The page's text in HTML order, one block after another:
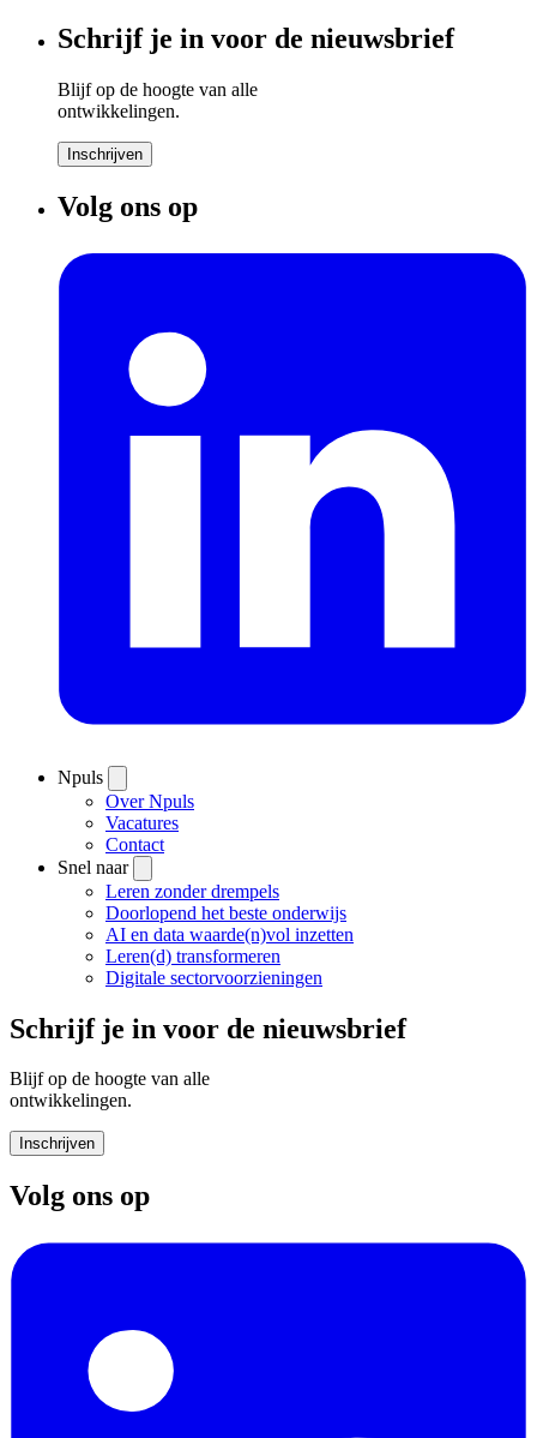
Schrijf je in voor de nieuwsbrief
Blijf op de hoogte van alle
ontwikkelingen.
Inschrijven
Volg ons op
Npuls
Over Npuls
Vacatures
Contact
Snel naar
Leren zonder drempels
Doorlopend het beste onderwijs
AI en data waarde(n)vol inzetten
Leren(d) transformeren
Digitale sectorvoorzieningen
Schrijf je in voor de nieuwsbrief
Blijf op de hoogte van alle
ontwikkelingen.
Inschrijven
Volg ons op